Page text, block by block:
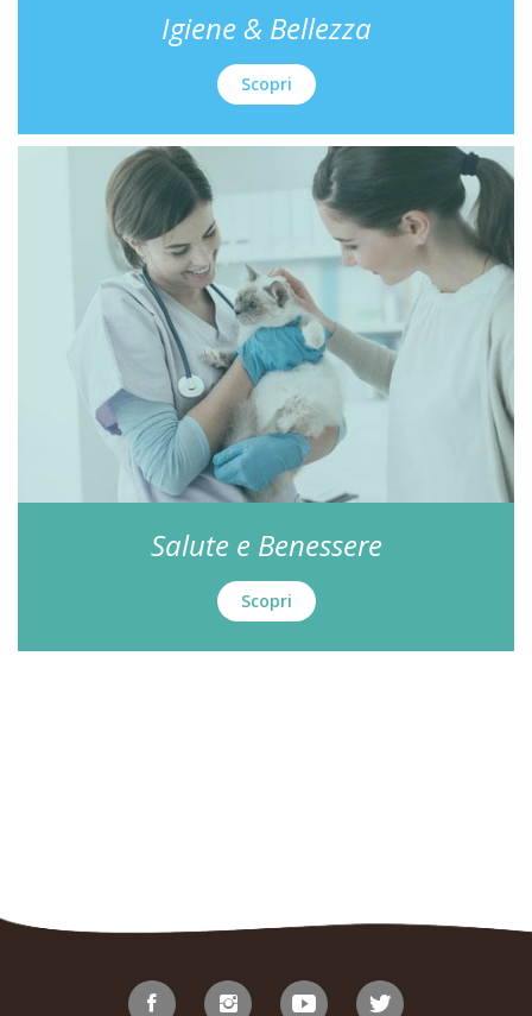
Igiene & Bellezza
Scopri
Salute e Benessere
Scopri